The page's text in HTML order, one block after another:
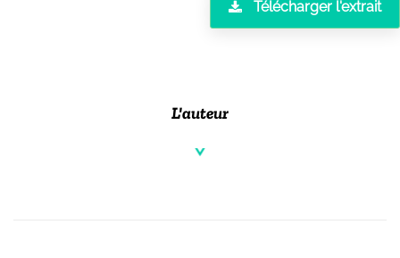
Télécharger l'extrait
L'auteur